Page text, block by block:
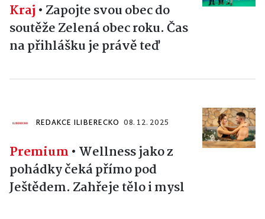
Kraj • Zapojte svou obec do
soutěže Zelená obec roku. Čas
na přihlášku je právě teď
REDAKCE ILIBERECKO 08. 12. 2025
Premium • Wellness jako z
pohádky čeká přímo pod
Ještědem. Zahřeje tělo i mysl